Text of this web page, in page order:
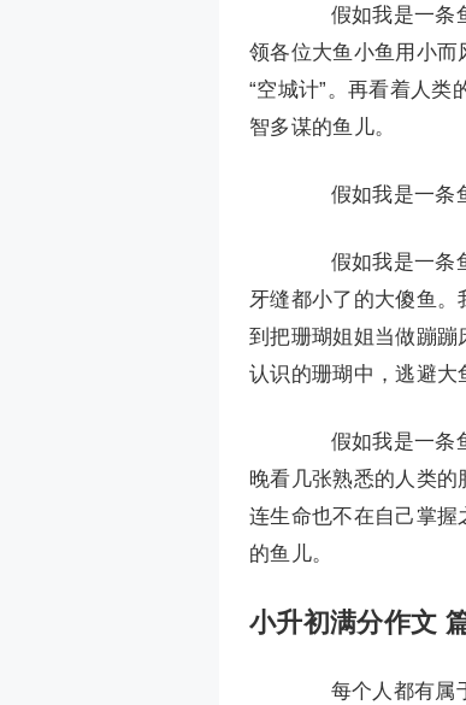
假如我是一条鱼
领各位大鱼小鱼用小
“空城计”。再看着人类
智多谋的鱼儿。
假如我是一条
假如我是一条鱼
牙缝都小了的大傻鱼
到把珊瑚姐姐当做蹦
认识的珊瑚中，逃避大
假如我是一条鱼
晚看几张熟悉的人类
连生命也不在自己掌握
的鱼儿。
小升初满分作文
每个人都有属于